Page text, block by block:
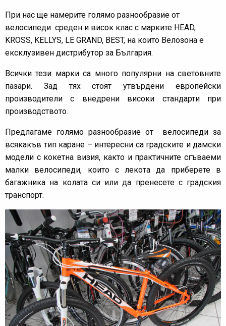
При нас ще намерите голямо разнообразие от
велосипеди среден и висок клас с марките HEAD,
KROSS, KELLYS, LE GRAND, BEST, на които Велозона е
ексклузивен дистрибутор за България.
Всички тези марки са много популярни на световните
пазари. Зад тях стоят утвърдени европейски
производители с внедрени високи стандарти при
производството.
Предлагаме голямо разнообразие от велосипеди за
всякакъв тип каране – интересни са градските и дамски
модели с кокетна визия, както и практичните сгъваеми
малки велосипеди, които с лекота да приберете в
багажника на колата си или да пренесете с градския
транспорт.